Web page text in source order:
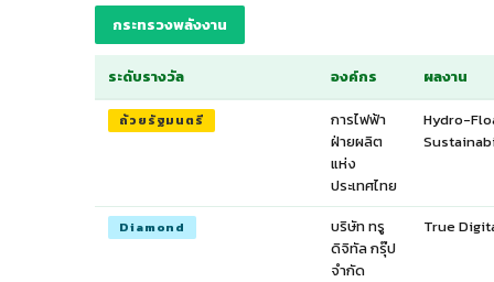
กระทรวงพลังงาน
ระดับรางวัล องค์กร ผลงาน
ถ้วยรัฐมนตรี
การไฟฟ้า
ฝ่ายผลิต
แห่ง
ประเทศไทย
Hydro-
Diamond
บริษัท ทรู
ดิจิทัล กรุ๊ป
จำกัด
True